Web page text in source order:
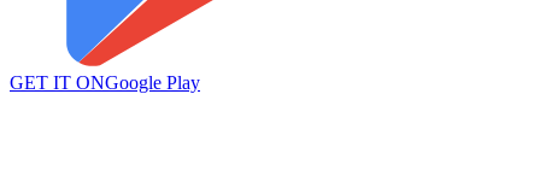
GET IT ONGoogle Play